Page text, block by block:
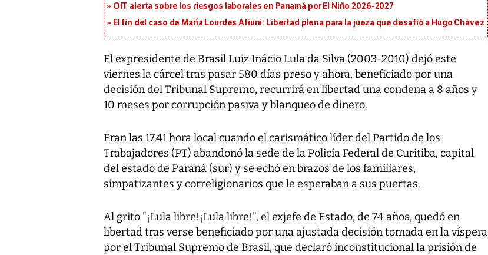
OIT alerta sobre los riesgos laborales en Panamá por El Niño 2026-2027
El fin del caso de María Lourdes Afiuni: Libertad plena para la jueza que desafió a Hugo Chávez
El expresidente de Brasil Luiz Inácio Lula da Silva (2003-2010) dejó este
viernes la cárcel tras pasar 580 días preso y ahora, beneficiado por una
decisión del Tribunal Supremo, recurrirá en libertad una condena a 8 años y
10 meses por corrupción pasiva y blanqueo de dinero.
Eran las 17.41 hora local cuando el carismático líder del Partido de los
Trabajadores (PT) abandonó la sede de la Policía Federal de Curitiba, capital
del estado de Paraná (sur) y se echó en brazos de los familiares,
simpatizantes y correligionarios que le esperaban a sus puertas.
Al grito "¡Lula libre!¡Lula libre!", el exjefe de Estado, de 74 años, quedó en
libertad tras verse beneficiado por una ajustada decisión tomada en la víspera
por el Tribunal Supremo de Brasil, que declaró inconstitucional la prisión de